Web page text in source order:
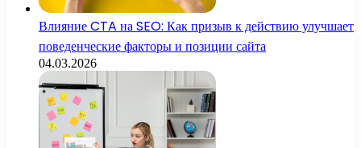
Влияние CTA на SEO: Как призыв к действию улучшает
поведенческие факторы и позиции сайта
04.03.2026